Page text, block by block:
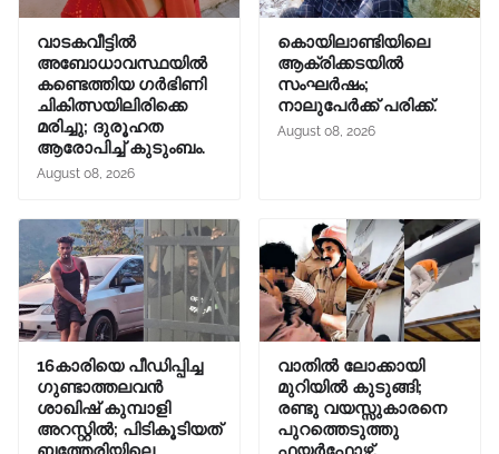
വാടകവീട്ടില്‍
അബോധാവസ്ഥയില്‍
കണ്ടെത്തിയ ഗര്‍ഭിണി
ചികിത്സയിലിരിക്കെ
മരിച്ചു; ദുരൂഹത
ആരോപിച്ച് കുടുംബം.
August 08, 2026
കൊയിലാണ്ടിയിലെ
ആക്രിക്കടയിൽ
സംഘർഷം;
നാലുപേർക്ക് പരിക്ക്.
August 08, 2026
16കാരിയെ പീഡിപ്പിച്ച
ഗുണ്ടാത്തലവൻ
ശാഖിഷ് കുമ്പാളി
അറസ്റ്റിൽ; പിടികൂടിയത്
വാതിൽ ലോക്കായി
മുറിയിൽ കുടുങ്ങി;
രണ്ടു വയസ്സുകാരനെ
പുറത്തെടുത്തു